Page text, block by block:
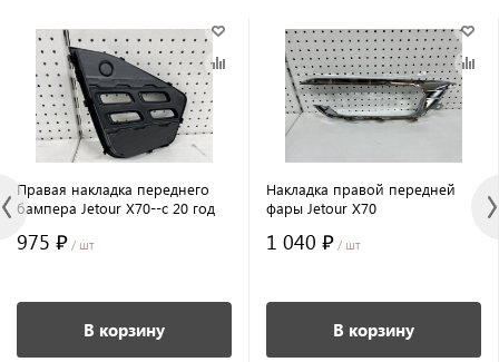
Правая накладка переднего
бампера Jetour X70--c 20 год
975 ₽ / шт
В корзину
Накладка правой передней
фары Jetour X70
1 040 ₽ / шт
В корзину